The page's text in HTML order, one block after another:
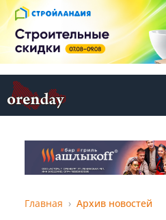
Главная Архив новостей